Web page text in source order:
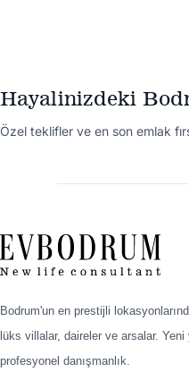
Hayalinizdeki
Özel teklifler ve en son emlak
Bodrum'un en prestijli
lüks villalar, daireler ve arsalar. Yeni
profesyonel danışmanlık.